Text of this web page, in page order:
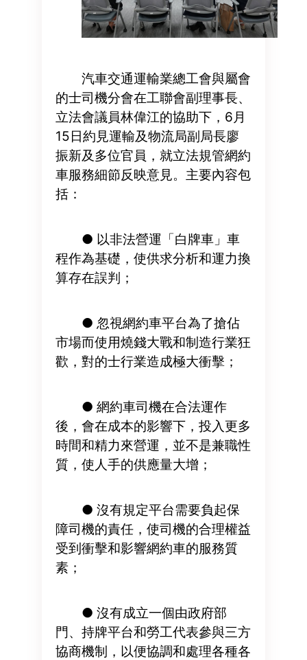
汽車交通運輸業總工會與屬會
的士司機分會在工聯會副理事長、
立法會議員林偉江的協助下，6月
15日約見運輸及物流局副局長廖
振新及多位官員，就立法規管網約
車服務細節反映意見。主要內容包
括：
● 以非法營運「白牌車」車
程作為基礎，使供求分析和運力換
算存在誤判；
● 忽視網約車平台為了搶佔
市場而使用燒錢大戰和制造行業狂
歡，對的士行業造成極大衝擊；
● 網約車司機在合法運作
後，會在成本的影響下，投入更多
時間和精力來營運，並不是兼職性
質，使人手的供應量大增；
● 沒有規定平台需要負起保
障司機的責任，使司機的合理權益
受到衝擊和影響網約車的服務質
素；
● 沒有成立一個由政府部
門、持牌平台和勞工代表參與三方
協商機制，以便協調和處理各種各